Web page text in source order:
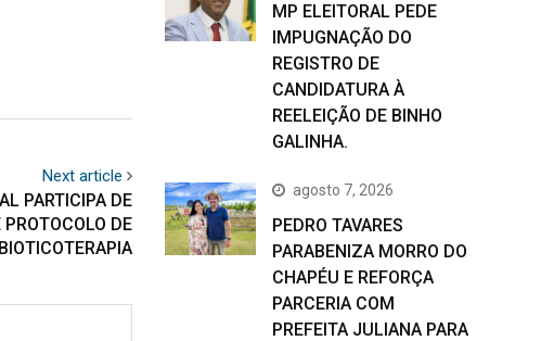
Next article
PARTICIPA DE
DE
MP ELEITORAL PEDE
IMPUGNAÇÃO DO
REGISTRO DE
CANDIDATURA À
REELEIÇÃO DE BINHO
GALINHA.
agosto 7, 2026
PEDRO TAVARES
PARABENIZA MORRO DO
CHAPÉU E REFORÇA
PARCERIA COM
PREFEITA JULIANA PARA